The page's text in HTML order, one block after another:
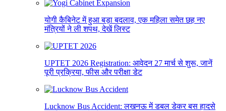
योगी कैबिनेट में हुआ बड़ा बदलाव, एक महिला समेत छह नए
मंत्रियों ने ली शपथ, देखें लिस्ट
UPTET 2026 Registration: आवेदन 27 मार्च से शुरू, जानें
पूरी प्रक्रिया, फीस और परीक्षा डेट
Lucknow Bus Accident: लखनऊ में डबल डेकर बस हादसे